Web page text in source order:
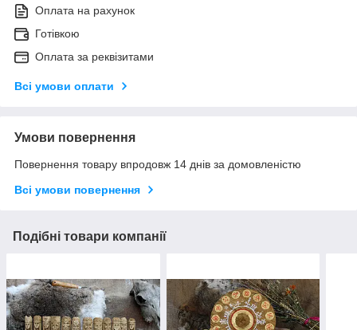
Оплата на рахунок
Готівкою
Оплата за реквізитами
Всі умови оплати
Умови повернення
Повернення товару впродовж 14 днів за домовленістю
Всі умови повернення
Подібні товари компанії